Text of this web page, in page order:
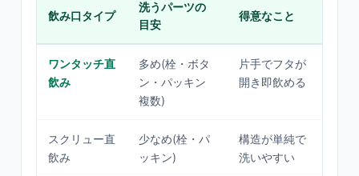
飲み口タイプ
洗うパーツの
目安
得意なこと
ワンタッチ直
飲み
多め(栓・ボタ
ン・パッキン
複数)
片手でフタが
開き即飲める
スクリュー直
飲み
少なめ(栓・パ
ッキン)
構造が単純で
洗いやすい